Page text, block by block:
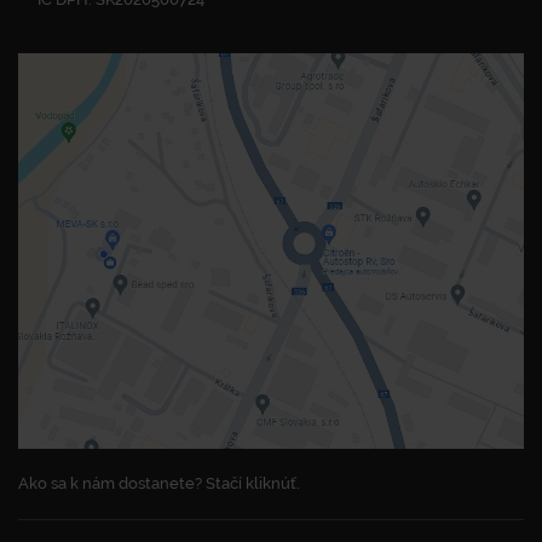
Ako sa k nám dostanete? Stačí kliknúť.